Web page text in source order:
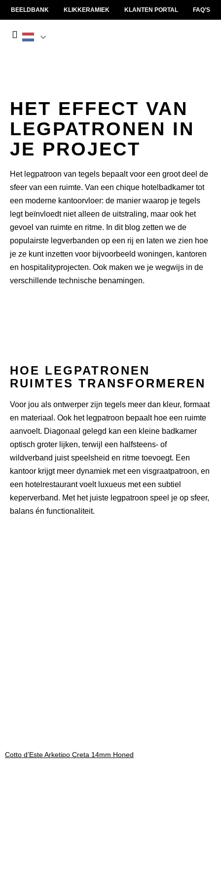
BEELDBANK KLIKKERAMIEK KLANTEN PORTAL FAQ’S
HET EFFECT VAN
LEGPATRONEN IN
JE PROJECT
Het legpatroon van tegels bepaalt voor een groot deel de
sfeer van een ruimte. Van een chique hotelbadkamer tot
een moderne kantoorvloer: de manier waarop je tegels
legt beïnvloedt niet alleen de uitstraling, maar ook het
gevoel van ruimte en ritme. In dit blog zetten we de
populairste legverbanden op een rij en laten we zien hoe
je ze kunt inzetten voor bijvoorbeeld woningen, kantoren
en hospitalityprojecten. Ook maken we je wegwijs in de
verschillende technische benamingen.
HOE LEGPATRONEN
RUIMTES TRANSFORMEREN
Voor jou als ontwerper zijn tegels meer dan kleur, formaat
en materiaal. Ook het legpatroon bepaalt hoe een ruimte
aanvoelt. Diagonaal gelegd kan een kleine badkamer
optisch groter lijken, terwijl een halfsteens- of
wildverband juist speelsheid en ritme toevoegt. Een
kantoor krijgt meer dynamiek met een visgraatpatroon, en
een hotelrestaurantvoelt luxueus met een subtiel
keperverband. Met het juiste legpatroon speel je op sfeer,
balans én functionaliteit.
Cotto d’Este Arketipo Creta 14mm Honed